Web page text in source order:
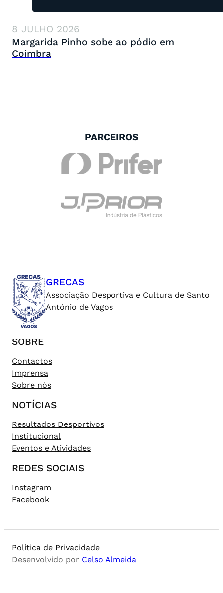
8 JULHO 2026
Margarida Pinho sobe ao pódio em
Coimbra
PARCEIROS
GRECAS
Associação Desportiva e Cultura de Santo
António de Vagos
SOBRE
Contactos
Imprensa
Sobre nós
NOTÍCIAS
Resultados Desportivos
Institucional
Eventos e Atividades
REDES SOCIAIS
Instagram
Facebook
Política de Privacidade
Desenvolvido por Celso Almeida